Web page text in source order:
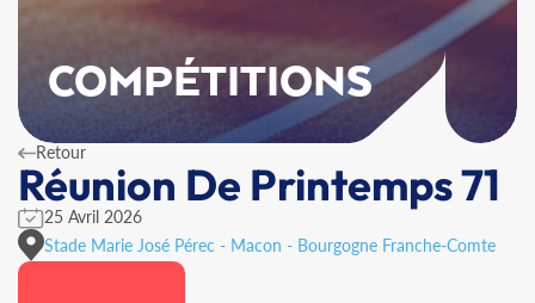
COMPÉTITIONS
Retour
Réunion De Printemps 71
25 Avril 2026
Stade Marie José Pérec - Macon - Bourgogne Franche-Comte